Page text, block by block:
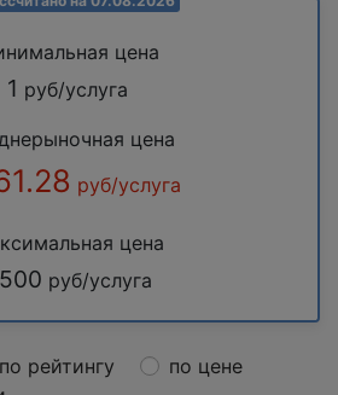
цена
1 руб/услуга
цена
руб/услуга
цена
руб/услуга
по рейтингу
по цене